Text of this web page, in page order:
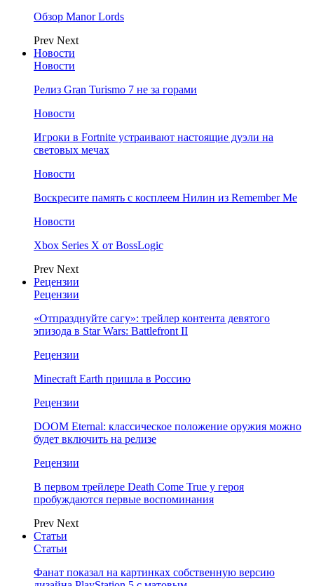
Обзор Manor Lords
Prev Next
Новости
Новости
Релиз Gran Turismo 7 не за горами
Новости
Игроки в Fortnite устраивают настоящие дуэли на
световых мечах
Новости
Воскресите память с косплеем Нилин из Remember Me
Новости
Xbox Series X от BossLogic
Prev Next
Рецензии
Рецензии
«Отпразднуйте сагу»: трейлер контента девятого
эпизода в Star Wars: Battlefront II
Рецензии
Minecraft Earth пришла в Россию
Рецензии
DOOM Eternal: классическое положение оружия можно
будет включить на релизе
Рецензии
В первом трейлере Death Come True у героя
пробуждаются первые воспоминания
Prev Next
Статьи
Статьи
Фанат показал на картинках собственную версию